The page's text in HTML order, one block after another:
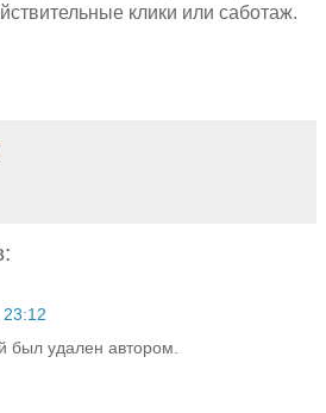
клики или саботаж.
был удален автором.